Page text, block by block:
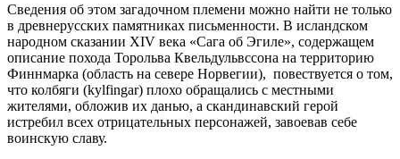
Сведения об этом загадочном племени можно найти не только
в древнерусских памятниках письменности. В исландском
народном сказании XIV века «Сага об Эгиле», содержащем
описание похода Торольва Квельдульвссона на территорию
Финнмарка (область на севере Норвегии), повествуется о том,
что колбяги (kylfingar) плохо обращались с местными
жителями, обложив их данью, а скандинавский герой
истребил всех отрицательных персонажей, завоевав себе
воинскую славу.